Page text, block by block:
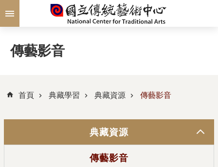
跳到主要內容區塊
傳藝影音
首頁 典藏學習 典藏資源 傳藝影音
典藏資源
傳藝影音